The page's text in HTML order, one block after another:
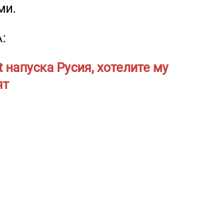
напуска Русия, хотелите му